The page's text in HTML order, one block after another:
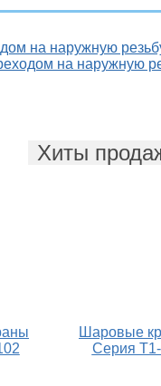
на наружную
на наружную
Хиты
Шаровые
Серия